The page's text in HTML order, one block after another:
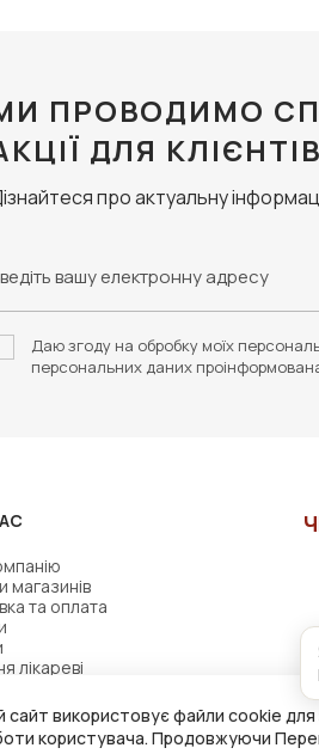
ПРОВОДИМО
ДЛЯ КЛІЄНТІВ
про актуальну
Даю згоду на обробку моїх
персональних даних
сайт використовує файли cookie для
користувача. Продовжуючи
магазинів
та оплата
лікареві